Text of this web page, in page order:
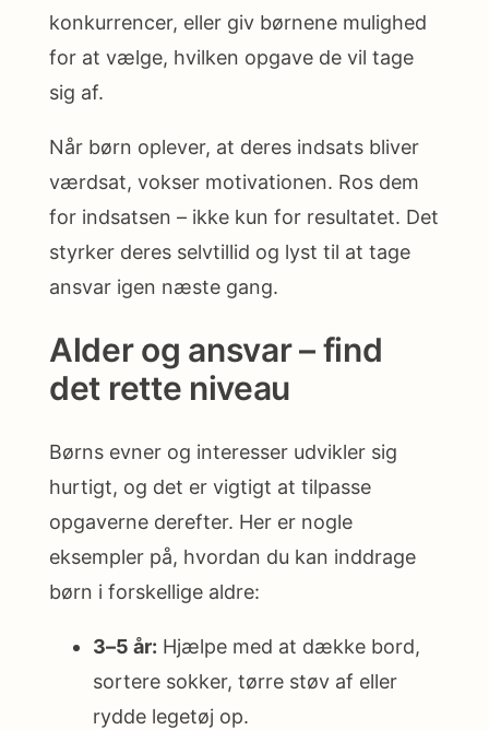
konkurrencer, eller giv børnene mulighed
for at vælge, hvilken opgave de vil tage
sig af.
Når børn oplever, at deres indsats bliver
værdsat, vokser motivationen. Ros dem
for indsatsen – ikke kun for resultatet. Det
styrker deres selvtillid og lyst til at tage
ansvar igen næste gang.
Alder og ansvar – find
det rette niveau
Børns evner og interesser udvikler sig
hurtigt, og det er vigtigt at tilpasse
opgaverne derefter. Her er nogle
eksempler på, hvordan du kan inddrage
børn i forskellige aldre:
3–5 år: Hjælpe med at dække bord,
sortere sokker, tørre støv af eller
rydde legetøj op.